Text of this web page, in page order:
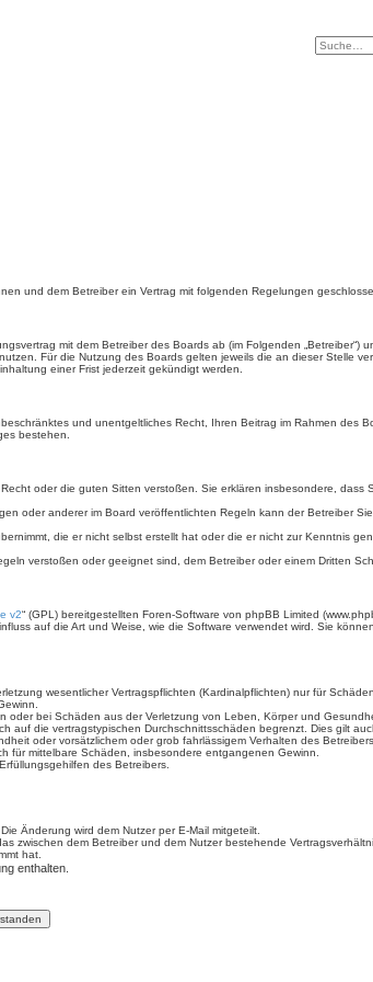
und dem Betreiber ein Vertrag mit folgenden Regelungen
mit dem Betreiber des Boards ab (im Folgenden
Für die Nutzung des Boards gelten jeweils die an dieser Stelle
einer Frist jederzeit gekündigt werden.
und unentgeltliches Recht, Ihren Beitrag im Rahmen des
bestehen.
oder die guten Sitten verstoßen. Sie erklären insbesondere,
oder anderer im Board veröffentlichten Regeln kann der Betreiber
die er nicht selbst erstellt hat oder die er nicht zur Kenntnis
verstoßen oder geeignet sind, dem Betreiber oder einem Dritten
v2“ (GPL) bereitgestellten Foren-Software von phpBB Limited
auf die Art und Weise, wie die Software verwendet wird. Sie
wesentlicher Vertragspflichten (Kardinalpflichten) nur für
bei Schäden aus der Verletzung von Leben, Körper und
die vertragstypischen Durchschnittsschäden begrenzt. Dies gilt
oder vorsätzlichem oder grob fahrlässigem Verhalten des
für mittelbare Schäden, insbesondere entgangenen Gewinn.
des Betreibers.
Änderung wird dem Nutzer per E-Mail mitgeteilt.
zwischen dem Betreiber und dem Nutzer bestehende
hat.
enthalten.